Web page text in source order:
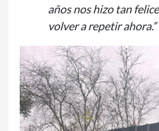
años nos hizo tan
volver a repetir ahora.”